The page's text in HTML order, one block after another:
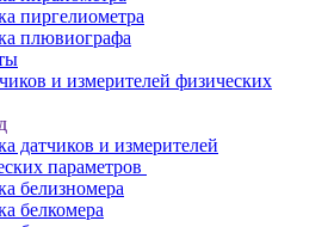
пиргелиометра
плювиографа
и измерителей физических
датчиков и измерителей
параметров
белизномера
белкомера